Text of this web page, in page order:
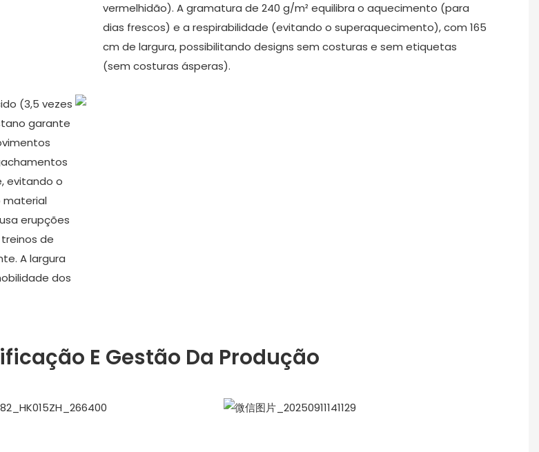
vermelhidão). A gramatura de 240 g/m² equilibra o aquecimento (para
dias frescos) e a respirabilidade (evitando o superaquecimento), com 165
cm de largura, possibilitando designs sem costuras e sem etiquetas
(sem costuras ásperas).
(3,5 vezes
garante
evitando o
material
erupções
de
A largura
dos
E Gestão Da Produção